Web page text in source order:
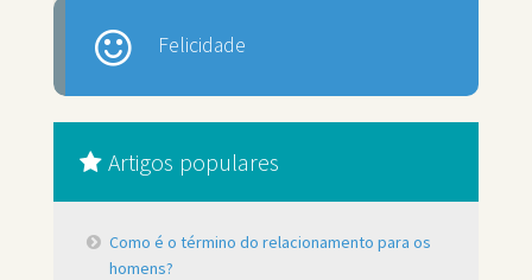
Felicidade
Artigos populares
Como é o término do relacionamento para os
homens?